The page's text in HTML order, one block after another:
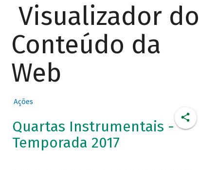
Visualizador do
Conteúdo da
Web
Ações
Quartas Instrumentais -
Temporada 2017